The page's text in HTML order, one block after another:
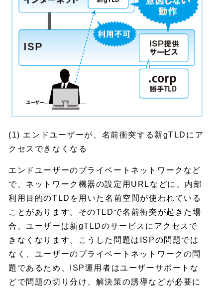
(1) エンドユーザーが、名前衝突する新gTLDにア
クセスできなくなる
エンドユーザーのプライベートネットワークなど
で、ネットワーク機器の設定用URLなどに、内部
利用目的のTLDを用いた名前空間が使われている
ことがあります。そのTLDで名前衝突が起きた場
合、ユーザーは新gTLDのサービスにアクセスで
きなくなります。こうした問題はISPの問題では
なく、ユーザーのプライベートネットワークの問
題であるため、ISP運用者はユーザーサポートな
どで問題の切り分け、解決策の誘導などが必要に